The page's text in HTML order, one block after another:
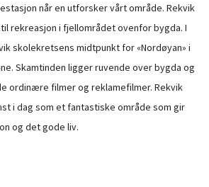
når en utforsker vårt område. Rekvik
rekreasjon i fjellområdet ovenfor bygda. I
skolekretsens midtpunkt for «Nordøyan» i
Skamtinden ligger ruvende over bygda og
ordinære filmer og reklamefilmer. Rekvik
i dag som et fantastiske område som gir
og det gode liv.